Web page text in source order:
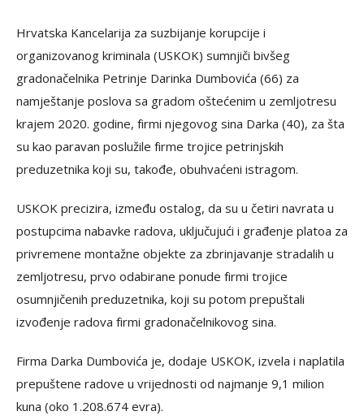
Hrvatska Kancelarija za suzbijanje korupcije i
organizovanog kriminala (USKOK) sumnjiči bivšeg
gradonačelnika Petrinje Darinka Dumbovića (66) za
namještanje poslova sa gradom oštećenim u zemljotresu
krajem 2020. godine, firmi njegovog sina Darka (40), za šta
su kao paravan poslužile firme trojice petrinjskih
preduzetnika koji su, takođe, obuhvaćeni istragom.
USKOK precizira, između ostalog, da su u četiri navrata u
postupcima nabavke radova, uključujući i građenje platoa za
privremene montažne objekte za zbrinjavanje stradalih u
zemljotresu, prvo odabirane ponude firmi trojice
osumnjičenih preduzetnika, koji su potom prepuštali
izvođenje radova firmi gradonačelnikovog sina.
Firma Darka Dumbovića je, dodaje USKOK, izvela i naplatila
prepuštene radove u vrijednosti od najmanje 9,1 milion
kuna (oko 1.208.674 evra).